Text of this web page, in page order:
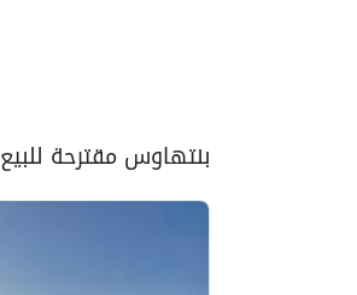
بنتهاوس مقترحة للبيع